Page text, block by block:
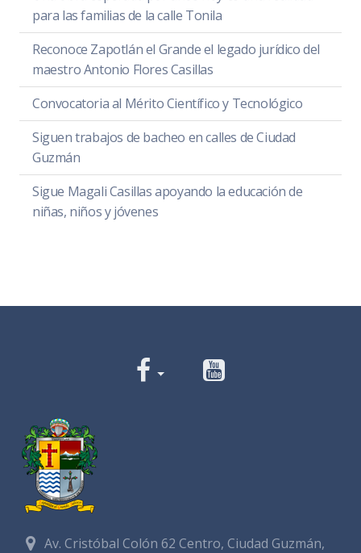
para las familias de la calle Tonila
Reconoce Zapotlán el Grande el legado jurídico del
maestro Antonio Flores Casillas
Convocatoria al Mérito Científico y Tecnológico
Siguen trabajos de bacheo en calles de Ciudad
Guzmán
Sigue Magali Casillas apoyando la educación de
niñas, niños y jóvenes
Av. Cristóbal Colón 62 Centro, Ciudad Guzmán,